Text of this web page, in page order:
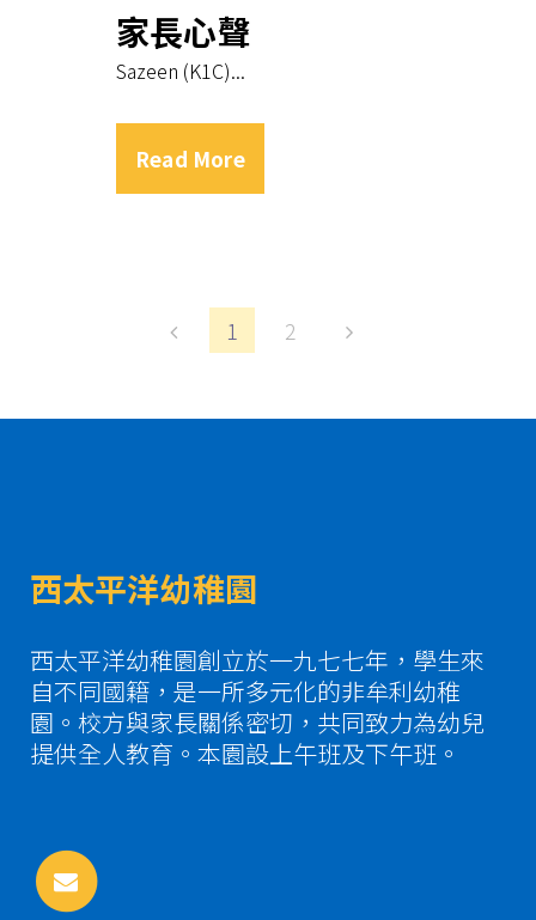
家長心聲
Sazeen (K1C)...
Read More
1 2
西太平洋幼稚園
西太平洋幼稚園創立於一九七七年，學生來
自不同國籍，是一所多元化的非牟利幼稚
園。校方與家長關係密切，共同致力為幼兒
提供全人教育。本園設上午班及下午班。